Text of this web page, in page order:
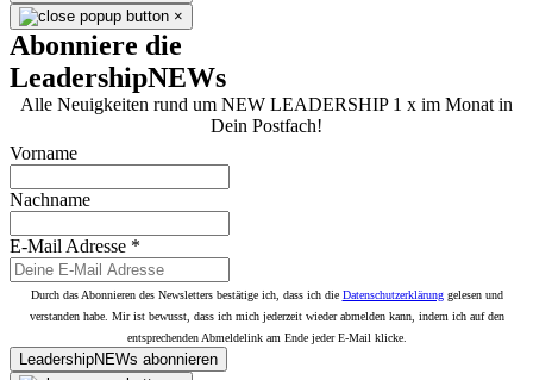
×
Abonniere die
LeadershipNEWs
Alle Neuigkeiten rund um NEW LEADERSHIP 1 x im Monat in
Dein Postfach!
Vorname
Nachname
E-Mail Adresse *
Durch das Abonnieren des Newsletters bestätige ich, dass ich die Datenschutzerklärunggelesen und
verstanden habe. Mir ist bewusst, dass ich mich jederzeit wieder abmelden kann, indem ich auf den
entsprechenden Abmeldelink am Ende jeder E-Mail klicke.
LeadershipNEWs abonnieren